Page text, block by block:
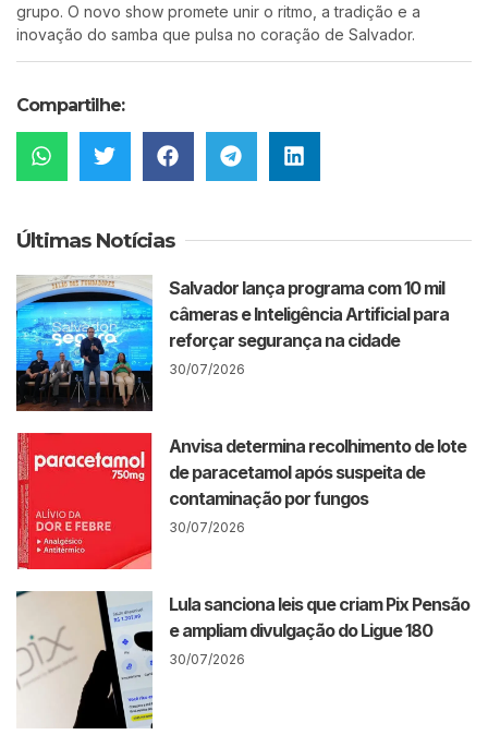
grupo. O novo show promete unir o ritmo, a tradição e a
inovação do samba que pulsa no coração de Salvador.
Compartilhe:
Últimas Notícias
Salvador lança programa com 10 mil
câmeras e Inteligência Artificial para
reforçar segurança na cidade
30/07/2026
Anvisa determina recolhimento de lote
de paracetamol após suspeita de
contaminação por fungos
30/07/2026
Lula sanciona leis que criam Pix Pensão
e ampliam divulgação do Ligue 180
30/07/2026